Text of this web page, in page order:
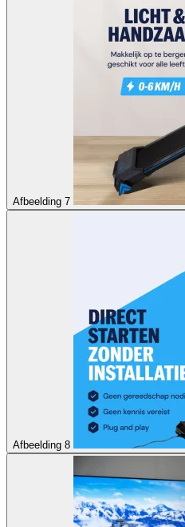
Afbeelding 7
Afbeelding 8